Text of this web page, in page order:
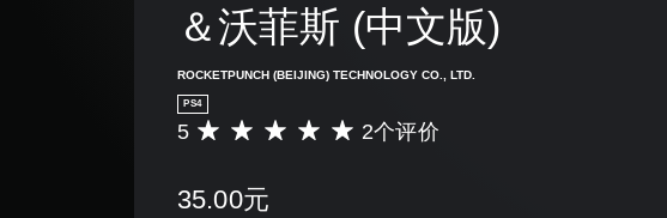
＆沃菲斯 (中文版)
ROCKETPUNCH (BEIJING) TECHNOLOGY CO., LTD.
PS4
平
价
5 2个评价
35.00元